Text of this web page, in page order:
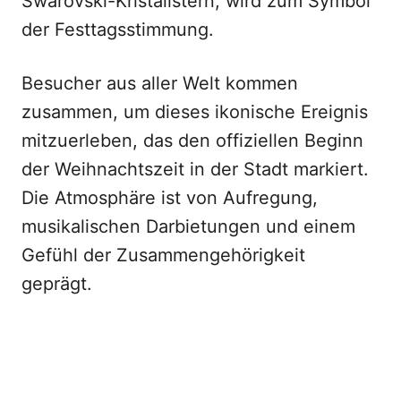
der Festtagsstimmung.
Besucher aus aller Welt kommen
zusammen, um dieses ikonische Ereignis
mitzuerleben, das den offiziellen Beginn
der Weihnachtszeit in der Stadt markiert.
Die Atmosphäre ist von Aufregung,
musikalischen Darbietungen und einem
Gefühl der Zusammengehörigkeit
geprägt.